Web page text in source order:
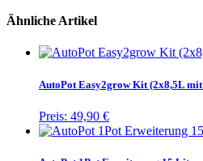
Ähnliche Artikel
AutoPot Easy2grow Kit (2x8,5L
Preis: 49,90 €